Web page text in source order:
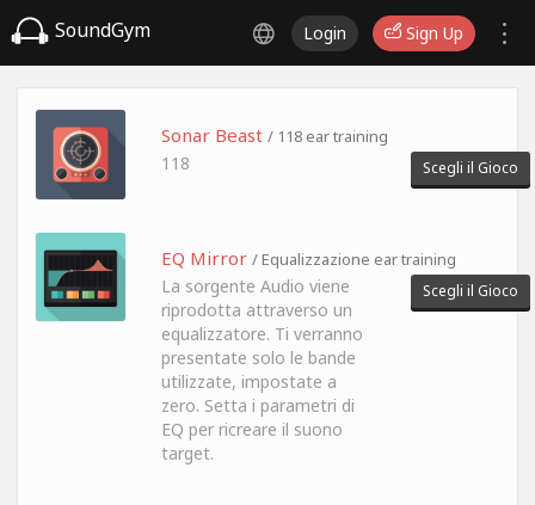
SoundGym Login Sign Up
Sonar Beast / 118 ear training
118 Scegli il Gioco
EQ Mirror / Equalizzazione ear training
La sorgente Audio viene
riprodotta attraverso un
equalizzatore. Ti verranno
presentate solo le bande
utilizzate, impostate a
zero. Setta i parametri di
EQ per ricreare il suono
target.
Scegli il Gioco